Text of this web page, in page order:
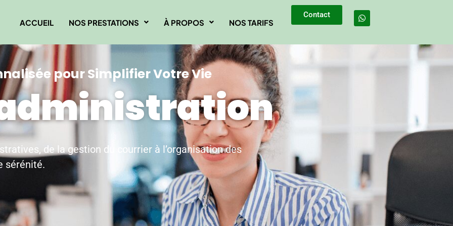
ACCUEIL NOS PRESTATIONS À PROPOS NOS TARIFS
Contact
pour Simplifier Votre Vie
de la gestion du courrier à l’organisation des
sérénité.